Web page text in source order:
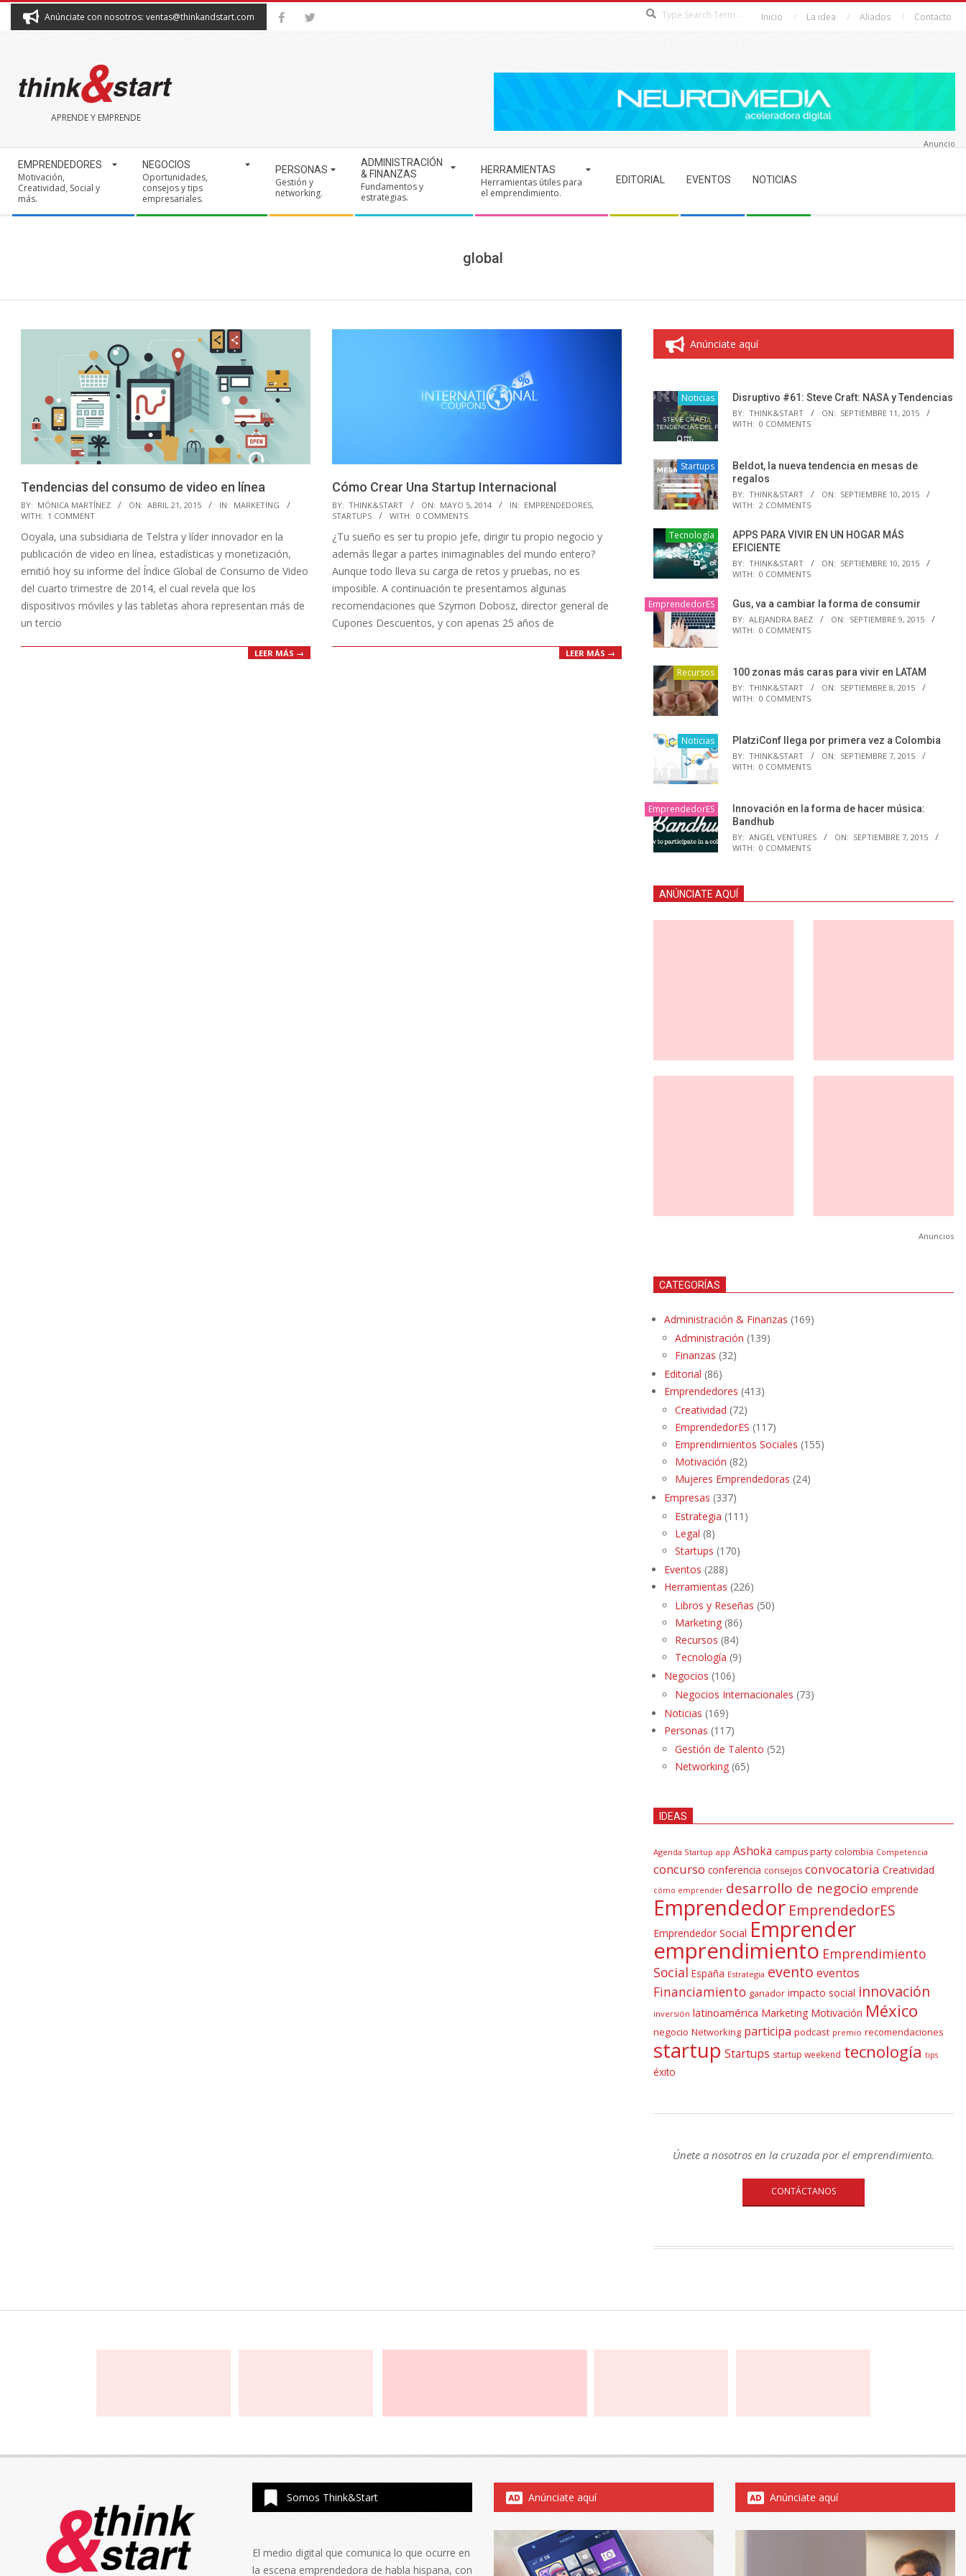
Anúnciate con nosotros: ventas@thinkandstart.com Inicio La idea Aliados Contacto
THINK&START
APRENDE Y EMPRENDE
Navigation
Menu
EMPRENDEDORES
Motivación,
Creatividad, Social y
más.
NEGOCIOS
Oportunidades,
consejos y tips
empresariales.
PERSONAS
Gestión y
networking.
ADMINISTRACIÓN
& FINANZAS
Fundamentos y
estrategias.
HERRAMIENTAS
Herramientas útiles para
el emprendimiento.
EDITORIAL EVENTOS NOTICIAS
Anuncio
global
Tendencias del consumo de video en línea
2015-
04-
21
BY: MÓNICA MARTÍNEZ ON: ABRIL 21, 2015 IN: MARKETING
WITH: 1 COMMENT
Ooyala, una subsidiaria de Telstra y líder innovador en la
publicación de video en línea, estadísticas y monetización,
emitió hoy su informe del Índice Global de Consumo de Video
del cuarto trimestre de 2014, el cual revela que los
dispositivos móviles y las tabletas ahora representan más de
un tercio
LEER MÁS →
Cómo Crear Una Startup Internacional
2014-
05-
05
BY: THINK&START ON: MAYO 5, 2014 IN: EMPRENDEDORES,
STARTUPS
WITH: 0 COMMENTS
¿Tu sueño es ser tu propio jefe, dirigir tu propio negocio y
además llegar a partes inimaginables del mundo entero?
Aunque todo lleva su carga de retos y pruebas, no es
imposible. A continuación te presentamos algunas
recomendaciones que Szymon Dobosz, director general de
Cupones Descuentos, y con apenas 25 años de
LEER MÁS →
Anúnciate aquí
Noticias Disruptivo #61: Steve Craft: NASA y Tendencias
BY: THINK&START ON: SEPTIEMBRE 11, 2015
WITH: 0 COMMENTS
Startups
Beldot, la nueva tendencia en mesas de
regalos
BY: THINK&START ON: SEPTIEMBRE 10, 2015
WITH: 2 COMMENTS
Tecnología
APPS PARA VIVIR EN UN HOGAR MÁS
EFICIENTE
BY: THINK&START ON: SEPTIEMBRE 10, 2015
WITH: 0 COMMENTS
EmprendedorES Gus, va a cambiar la forma de consumir
BY: ALEJANDRA BAEZ ON: SEPTIEMBRE 9, 2015
WITH: 0 COMMENTS
Recursos 100 zonas más caras para vivir en LATAM
BY: THINK&START ON: SEPTIEMBRE 8, 2015
WITH: 0 COMMENTS
Noticias PlatziConf llega por primera vez a Colombia
BY: THINK&START ON: SEPTIEMBRE 7, 2015
WITH: 0 COMMENTS
EmprendedorES
Innovación en la forma de hacer música:
Bandhub
BY: ANGEL VENTURES ON: SEPTIEMBRE 7, 2015
WITH: 0 COMMENTS
ANÚNCIATE AQUÍ
Anuncios
CATEGORÍAS
Administración & Finanzas (169)
Administración (139)
Finanzas (32)
Editorial (86)
Emprendedores (413)
Creatividad (72)
EmprendedorES (117)
Emprendimientos Sociales (155)
Motivación (82)
Mujeres Emprendedoras (24)
Empresas (337)
Estrategia (111)
Legal (8)
Startups (170)
Eventos (288)
Herramientas (226)
Libros y Reseñas (50)
Marketing (86)
Recursos (84)
Tecnología (9)
Negocios (106)
Negocios Internacionales (73)
Noticias (169)
Personas (117)
Gestión de Talento (52)
Networking (65)
IDEAS
Agenda Startup app Ashoka campus party colombia Competencia
concurso conferencia consejos convocatoria Creatividad
cómo emprender desarrollo de negocio emprende
Emprendedor EmprendedorES
Emprendedor Social Emprender
emprendimiento Emprendimiento
Social España Estrategia evento eventos
Financiamiento ganador impacto social innovación
inversión latinoamérica Marketing Motivación México
negocio Networking participa podcast premio recomendaciones
startup Startups startup weekend tecnología tips
éxito
Únete a nosotros en la cruzada por el emprendimiento.
CONTÁCTANOS
Somos Think&Start
El medio digital que comunica lo que ocurre en
la escena emprendedora de habla hispana, con
Anúnciate aquí Anúnciate aquí